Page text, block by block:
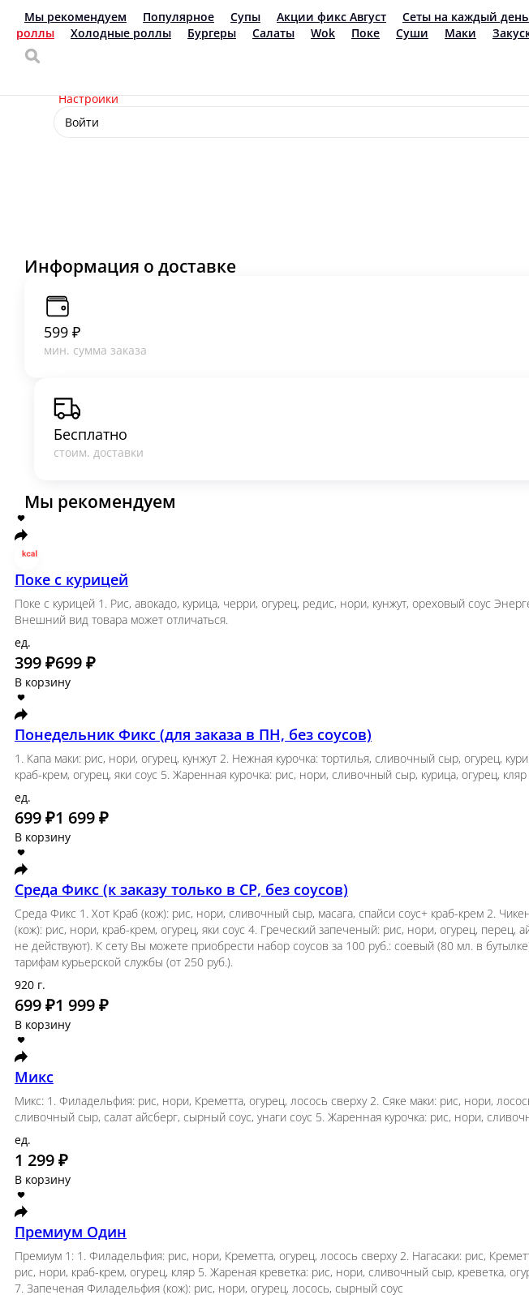
Доставка еды
Сыктывкар
ru
Настройки
Войти
Информация о доставке
599 ₽
мин. сумма заказа
Бесплатно
стоим. доставки
Мы рекомендуем Популярное
Мы рекомендуем
Поке с курицей
Поке с курицей 1. Рис, авокадо, курица, черри, огурец, редис, нори,
Жиры - 17, 71г Углеводы - 56, 09г Белок - 16, 1г Внешний вид
ед.
399 ₽
В корзину
1. Капа маки: рис, нори, огурец, кунжут 2. Нежная курочка: тортилья,
ед.
699 ₽
В корзину
Среда Фикс (к заказу только в СР, без соусов)
Среда Фикс 1. Хот Краб (кож): рис, нори, сливочный сыр, масага,
айсберг, сырный соус, унаги соус 3. Запеченая Калифорния (кож): рис,
айсберг, прованс соус Без соусов, на условиях самовывоза, к заказу
осуществляется по тарифам курьерской службы (от 250 руб.).
920 г.
699 ₽
В корзину
Микс
Микс: 1. Филадельфия: рис, нори, Креметта, огурец, лосось сверху 2.
огурец, яки соус 4. Чикен Чиз (кож): рис, нори, курица, сливочный
1 299 ₽
В корзину